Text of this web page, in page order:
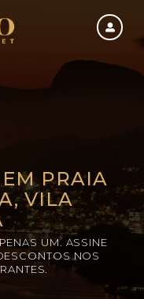
EM PRAIA
VILA
UM. ASSINE
NOS